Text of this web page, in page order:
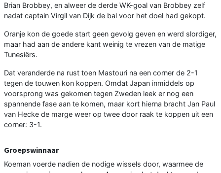
Brian Brobbey, en alweer de derde WK-goal van Brobbey zelf
nadat captain Virgil van Dijk de bal voor het doel had gekopt.
Oranje kon de goede start geen gevolg geven en werd slordiger,
maar had aan de andere kant weinig te vrezen van de matige
Tunesiërs.
Dat veranderde na rust toen Mastouri na een corner de 2-1
tegen de touwen kon koppen. Omdat Japan inmiddels op
voorsprong was gekomen tegen Zweden leek er nog een
spannende fase aan te komen, maar kort hierna bracht Jan Paul
van Hecke de marge weer op twee door raak te koppen uit een
corner: 3-1.
Groepswinnaar
Koeman voerde nadien de nodige wissels door, waarmee de